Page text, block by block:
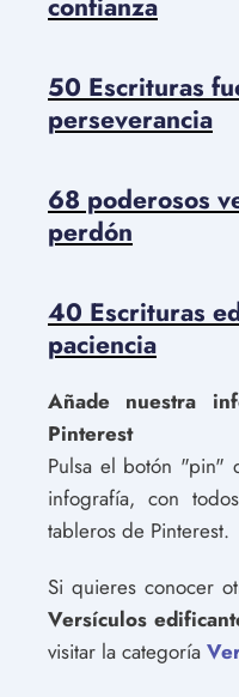
confianza
50 Escrituras
perseverancia
68 poderosos
perdón
40 Escrituras
paciencia
Añade nuestra
Pinterest
Pulsa el botón "pin"
infografía, con
tableros de Pinterest.
Si quieres conocer
Versículos
visitar la categoría